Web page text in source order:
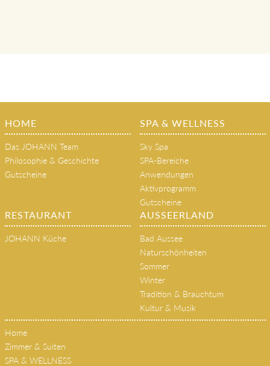
HOME
Das JOHANN Team
Philosophie & Geschichte
Gutscheine
SPA & WELLNESS
Sky Spa
SPA-Bereiche
Anwendungen
Aktivprogramm
Gutscheine
RESTAURANT
JOHANN Küche
AUSSEERLAND
Bad Aussee
Naturschönheiten
Sommer
Winter
Tradition & Brauchtum
Kultur & Musik
Home
Zimmer & Suiten
SPA & WELLNESS